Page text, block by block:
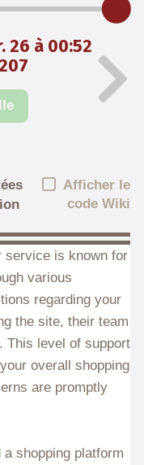
26 à 00:52
Afficher le
code Wiki